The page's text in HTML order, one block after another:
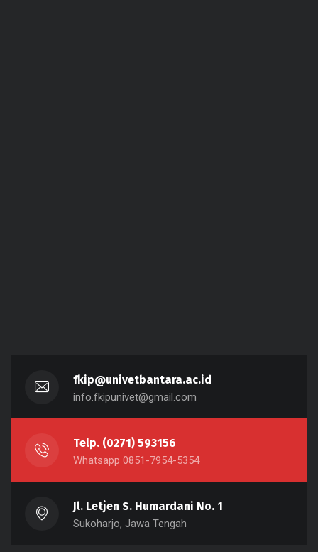
fkip@univetbantara.ac.id
info.fkipunivet@gmail.com
Telp. (0271) 593156
Whatsapp 0851-7954-5354
Jl. Letjen S. Humardani No. 1
Sukoharjo, Jawa Tengah